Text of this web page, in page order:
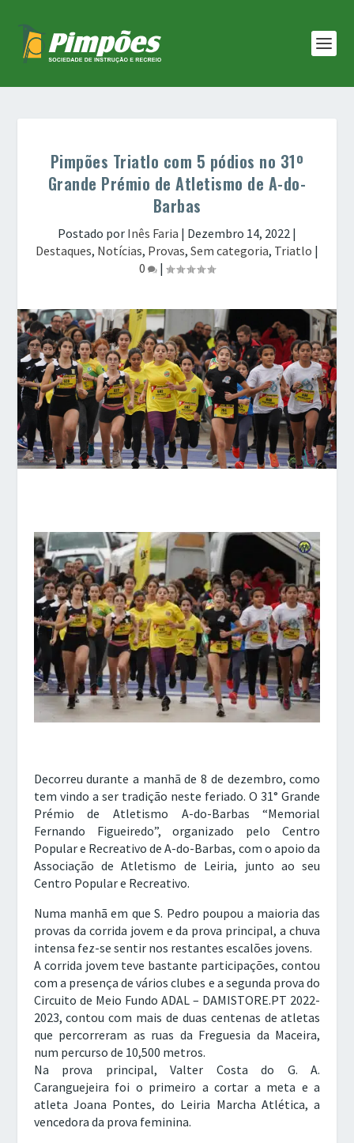
Pimpões Triatlo com 5 pódios no 31º
Grande Prémio de Atletismo de A-do-
Barbas
Postado por Inês Faria | Dezembro 14, 2022 |
Destaques, Notícias, Provas, Sem categoria, Triatlo |
0
|
Decorreu durante a manhã de 8 de dezembro, como
tem vindo a ser tradição neste feriado. O 31° Grande
Prémio de Atletismo A-do-Barbas “Memorial
Fernando Figueiredo”, organizado pelo Centro
Popular e Recreativo de A-do-Barbas, com o apoio da
Associação de Atletismo de Leiria, junto ao seu
Centro Popular e Recreativo.
Numa manhã em que S. Pedro poupou a maioria das
provas da corrida jovem e da prova principal, a chuva
intensa fez-se sentir nos restantes escalões jovens.
A corrida jovem teve bastante participações, contou
com a presença de vários clubes e a segunda prova do
Circuito de Meio Fundo ADAL – DAMISTORE.PT 2022-
2023, contou com mais de duas centenas de atletas
que percorreram as ruas da Freguesia da Maceira,
num percurso de 10,500 metros.
Na prova principal, Valter Costa do G. A.
Caranguejeira foi o primeiro a cortar a meta e a
atleta Joana Pontes, do Leiria Marcha Atlética, a
vencedora da prova feminina.